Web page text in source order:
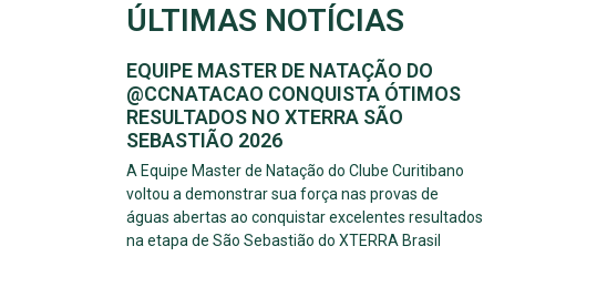
ÚLTIMAS NOTÍCIAS
EQUIPE MASTER DE NATAÇÃO DO
@CCNATACAO CONQUISTA ÓTIMOS
RESULTADOS NO XTERRA SÃO
SEBASTIÃO 2026
A Equipe Master de Natação do Clube Curitibano
voltou a demonstrar sua força nas provas de
águas abertas ao conquistar excelentes resultados
na etapa de São Sebastião do XTERRA Brasil